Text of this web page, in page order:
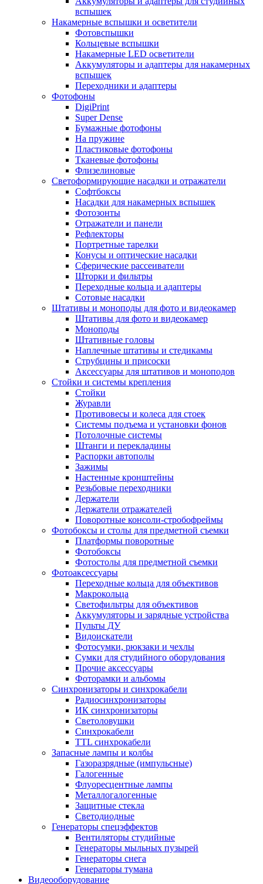
вспышек
Накамерные вспышки и осветители
Фотовспышки
Кольцевые вспышки
Накамерные LED осветители
Аккумуляторы и адаптеры для накамерных
вспышек
Переходники и адаптеры
Фотофоны
DigiPrint
Super Dense
Бумажные фотофоны
На пружине
Пластиковые фотофоны
Тканевые фотофоны
Флизелиновые
Светоформирующие насадки и отражатели
Софтбоксы
Насадки для накамерных вспышек
Фотозонты
Отражатели и панели
Рефлекторы
Портретные тарелки
Конусы и оптические насадки
Сферические рассеиватели
Шторки и фильтры
Переходные кольца и адаптеры
Сотовые насадки
Штативы и моноподы для фото и видеокамер
Штативы для фото и видеокамер
Моноподы
Штативные головы
Наплечные штативы и стедикамы
Струбцины и присоски
Аксессуары для штативов и моноподов
Стойки и системы крепления
Стойки
Журавли
Противовесы и колеса для стоек
Системы подъема и установки фонов
Потолочные системы
Штанги и перекладины
Распорки автополы
Зажимы
Настенные кронштейны
Резьбовые переходники
Держатели
Держатели отражателей
Поворотные консоли-стробофреймы
Фотобоксы и столы для предметной съемки
Платформы поворотные
Фотобоксы
Фотостолы для предметной съемки
Фотоаксессуары
Переходные кольца для объективов
Макрокольца
Светофильтры для объективов
Аккумуляторы и зарядные устройства
Пульты ДУ
Видоискатели
Фотосумки, рюкзаки и чехлы
Сумки для студийного оборудования
Прочие аксессуары
Фоторамки и альбомы
Синхронизаторы и синхрокабели
Радиосинхронизаторы
ИК синхронизаторы
Светоловушки
Синхрокабели
TTL синхрокабели
Запасные лампы и колбы
Газоразрядные (импульсные)
Галогенные
Флуоресцентные лампы
Металлогалогенные
Защитные стекла
Светодиодные
Генераторы спецэффектов
Вентиляторы студийные
Генераторы мыльных пузырей
Генераторы снега
Генераторы тумана
Видеооборудование